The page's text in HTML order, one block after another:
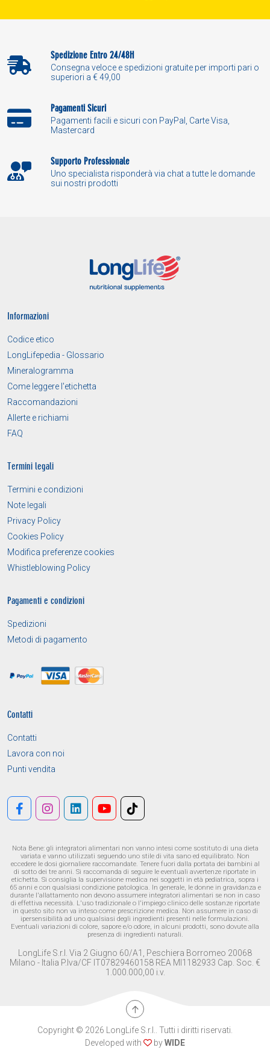
Spedizione Entro 24/48H
Consegna veloce e spedizioni gratuite per importi pari o
superiori a € 49,00
Pagamenti Sicuri
Pagamenti facili e sicuri con PayPal, Carte Visa,
Mastercard
Supporto Professionale
Uno specialista risponderà via chat a tutte le domande
sui nostri prodotti
Informazioni
Codice etico
LongLifepedia - Glossario
Mineralogramma
Come leggere l'etichetta
Raccomandazioni
Allerte e richiami
FAQ
Termini legali
Termini e condizioni
Note legali
Privacy Policy
Cookies Policy
Modifica preferenze cookies
Whistleblowing Policy
Pagamenti e condizioni
Spedizioni
Metodi di pagamento
Contatti
Contatti
Lavora con noi
Punti vendita
Nota Bene: gli integratori alimentari non vanno intesi come sostituto di una dieta
variata e vanno utilizzati seguendo uno stile di vita sano ed equilibrato. Non
eccedere le dosi giornaliere raccomandate. Tenere fuori dalla portata dei bambini al
di sotto dei tre anni. Si raccomanda di seguire le eventuali avvertenze riportate in
etichetta. Si consiglia la supervisione medica nei soggetti in età pediatrica, sopra i
65 anni e con qualsiasi condizione patologica. In generale, le donne in gravidanza e
durante l'allattamento non devono assumere integratori alimentari se non in caso
di effettiva necessità. L'uso tradizionale o l'impiego clinico delle sostanze riportate
in questo sito non va inteso come prescrizione medica. Non assumere in caso di
ipersensibilità ad uno qualsiasi degli ingredienti presenti nelle formulazioni.
Eventuali variazioni di colore, sapore e/o odore, in alcuni prodotti, sono dovute alla
presenza di ingredienti naturali.
LongLife S.r.l. Via 2 Giugno 60/A1, Peschiera Borromeo 20068
Milano - Italia P.Iva/CF IT07829460158 REA MI1182933 Cap. Soc. €
1.000.000,00 i.v.
Copyright © 2026 LongLife S.r.l.. Tutti i diritti riservati.
Developed with
byWIDE